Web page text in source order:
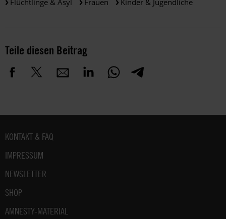
Teile diesen Beitrag
Fußbereich
KONTAKT & FAQ
IMPRESSUM
NEWSLETTER
SHOP
AMNESTY-MATERIAL